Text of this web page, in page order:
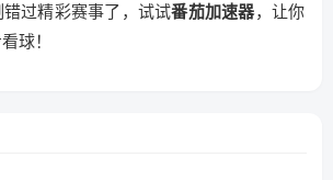
过精彩赛事了，试试番茄加速器，让你
球！